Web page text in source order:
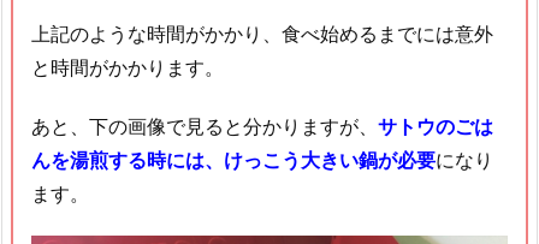
上記のような時間がかかり、食べ始めるまでには意外
と時間がかかります。
あと、下の画像で見ると分かりますが、 サトウのごは
んを湯煎する時には、けっこう大きい鍋が必要になり
ます。